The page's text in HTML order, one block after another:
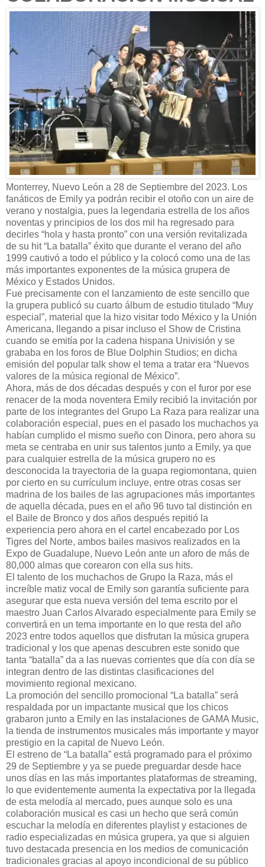
Monterrey, Nuevo León a 28 de Septiembre del 2023. Los
fanáticos de Emily ya podrán recibir el otoño con un aire de
verano y nostalgia, pues la legendaria estrella de los años
noventas y principios de los dos mil ha regresado para
decirles “hola y hasta pronto” con una versión revitalizada
de su hit “La batalla” éxito que durante el verano del año
1999 cautivó a todo el público y la colocó como una de las
más importantes exponentes de la música grupera de
México y Estados Unidos.
Fue precisamente con el lanzamiento de este sencillo que
la grupera publicó su cuarto álbum de estudio titulado “Muy
especial”, material que la hizo visitar todo México y la Unión
Americana, llegando a pisar incluso el Show de Cristina
cuando se emitía por la cadena hispana Univisión y se
grababa en los foros de Blue Dolphin Studios; en dicha
emisión del popular talk show el tema a tratar era “Nuevos
valores de la música regional de México”.
Ahora, más de dos décadas después y con el furor por ese
renacer de la moda noventera Emily recibió la invitación por
parte de los integrantes del Grupo La Raza para realizar una
colaboración especial, pues en el pasado los muchachos ya
habían cumplido el mismo sueño con Dinora, pero ahora su
meta se centraba en unir sus talentos junto a Emily, ya que
para cualquier estrella de la música grupero no es
desconocida la trayectoria de la guapa regiomontana, quien
por cierto en su currículum incluye, entre otras cosas ser
madrina de los bailes de las agrupaciones más importantes
de aquella década, pues en el año 96 tuvo tal distinción en
el Baile de Bronco y dos años después repitió la
experiencia pero ahora en el cartel encabezado por Los
Tigres del Norte, ambos bailes masivos realizados en la
Expo de Guadalupe, Nuevo León ante un aforo de más de
80,000 almas que corearon con ella sus hits.
El talento de los muchachos de Grupo la Raza, más el
increíble matiz vocal de Emily son garantía suficiente para
asegurar que esta nueva versión del tema escrito por el
maestro Juan Carlos Alvarado especialmente para Emily se
convertirá en un tema importante en lo que resta del año
2023 entre todos aquellos que disfrutan la música grupera
tradicional y los que apenas descubren este sonido que
tanta “batalla” da a las nuevas corrientes que día con día se
integran dentro de las distintas clasificaciones del
movimiento regional mexicano.
La promoción del sencillo promocional “La batalla” será
respaldada por un impactante musical que los chicos
grabaron junto a Emily en las instalaciones de GAMA Music,
la tienda de instrumentos musicales más importante y mayor
prestigio en la capital de Nuevo León.
El estreno de “La batalla” está programado para el próximo
29 de Septiembre y ya se puede preguardar desde hace
unos días en las más importantes plataformas de streaming,
lo que evidentemente aumenta la expectativa por la llegada
de esta melodía al mercado, pues aunque solo es una
colaboración musical es casi un hecho que será común
escuchar la melodía en diferentes playlist y estaciones de
radio especializadas en música grupera, ya que si alguien
tuvo destacada presencia en los medios de comunicación
tradicionales gracias al apoyo incondicional de su público